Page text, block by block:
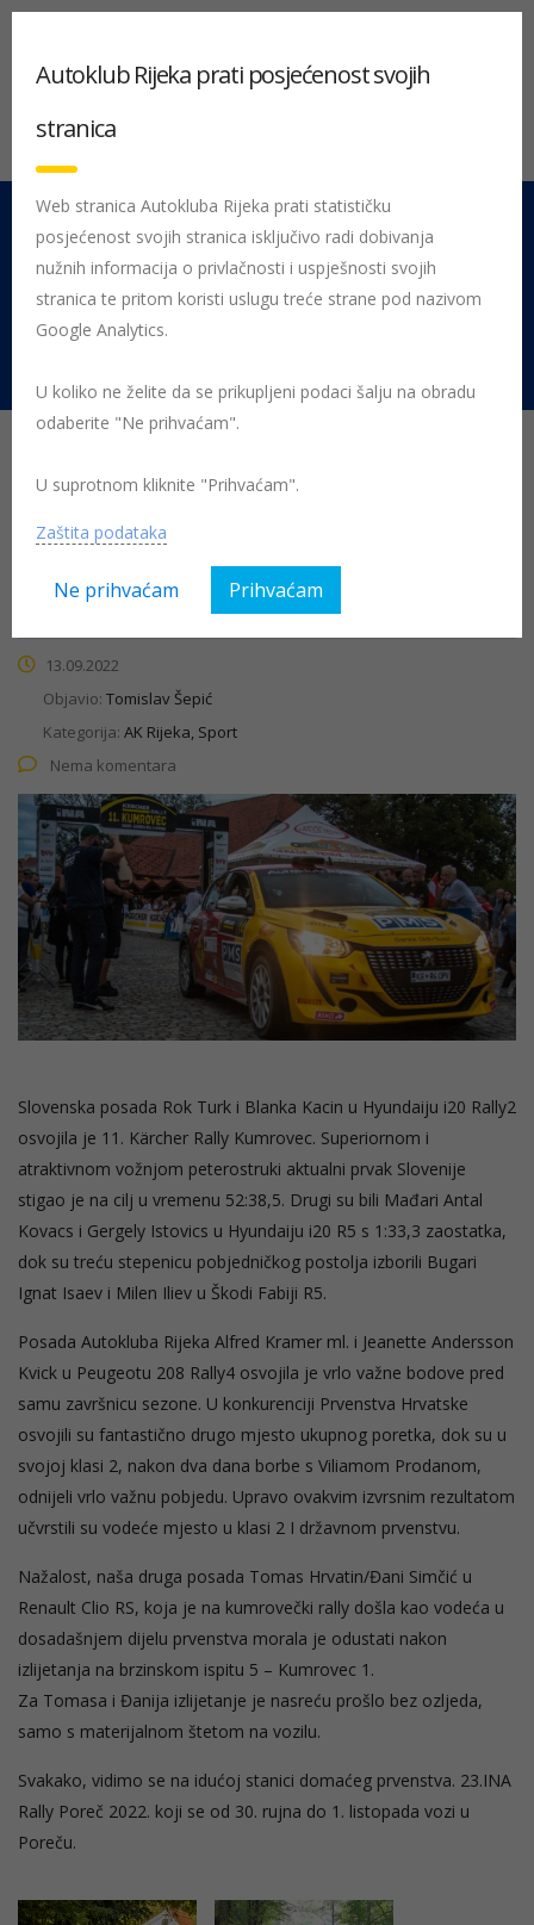
051 212 442 Centrala
Pon - Pet 08:00 - 16:00
Rujevica 9/1, 51000 Rijeka
11. Kärcher Rally
Kumrovec
Alfred Kramer ml. i Jeanette Andersson Kvick drugi u
ukupnom poretku!
13.09.2022
Objavio: Tomislav Šepić
Kategorija: AK Rijeka, Sport
Nema komentara
Slovenska posada Rok Turk i Blanka Kacin u Hyundaiju i20 Rally2
osvojila je 11. Kärcher Rally Kumrovec. Superiornom i
atraktivnom vožnjom peterostruki aktualni prvak Slovenije
stigao je na cilj u vremenu 52:38,5. Drugi su bili Mađari Antal
Kovacs i Gergely Istovics u Hyundaiju i20 R5 s 1:33,3 zaostatka,
dok su treću stepenicu pobjedničkog postolja izborili Bugari
Ignat Isaev i Milen Iliev u Škodi Fabiji R5.
Posada Autokluba Rijeka Alfred Kramer ml. i Jeanette Andersson
Kvick u Peugeotu 208 Rally4 osvojila je vrlo važne bodove pred
samu završnicu sezone. U konkurenciji Prvenstva Hrvatske
osvojili su fantastično drugo mjesto ukupnog poretka, dok su u
svojoj klasi 2, nakon dva dana borbe s Viliamom Prodanom,
odnijeli vrlo važnu pobjedu. Upravo ovakvim izvrsnim rezultatom
učvrstili su vodeće mjesto u klasi 2 I državnom prvenstvu.
Nažalost, naša druga posada Tomas Hrvatin/Đani Simčić u
Renault Clio RS, koja je na kumrovečki rally došla kao vodeća u
dosadašnjem dijelu prvenstva morala je odustati nakon
izlijetanja na brzinskom ispitu 5 – Kumrovec 1.
Za Tomasa i Đanija izlijetanje je nasreću prošlo bez ozljeda,
samo s materijalnom štetom na vozilu.
Svakako, vidimo se na idućoj stanici domaćeg prvenstva. 23.INA
Rally Poreč 2022. koji se od 30. rujna do 1. listopada vozi u
Poreču.
Autoklub Rijeka prati posjećenost svojih
stranica
Web stranica Autokluba Rijeka prati statističku
posjećenost svojih stranica isključivo radi dobivanja
nužnih informacija o privlačnosti i uspješnosti svojih
stranica te pritom koristi uslugu treće strane pod nazivom
Google Analytics.
U koliko ne želite da se prikupljeni podaci šalju na obradu
odaberite "Ne prihvaćam".
U suprotnom kliknite "Prihvaćam".
Zaštita podataka
Ne prihvaćam Prihvaćam